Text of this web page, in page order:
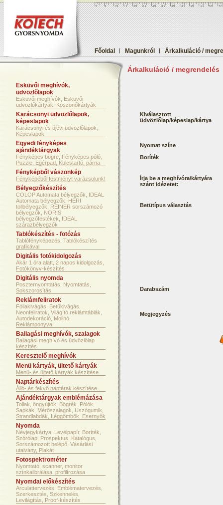
Főoldal | Magunkról | Árkalkuláció /
Árkalkuláció / megrendelés
Esküvői meghívók,
üdvözlőlapok
Esküvői meghívók, Esküvői
üdvözlőkártyák, Köszönőkártyák
Karácsonyi üdvözlőlapok,
képeslapok
Karácsonyi és újévi üdvözlőlapok,
Képeslapok
Egyedi fényképes
ajándéktárgyak
Fényképes bögre, Fényképes póló,
Puzzle, Egérpad, Kulcstartó, párna
Fényképből vászonkép
Fényképéből festményt varázsolunk!
Bélyegzőkészítés
COLOP Automata bélyegzők, IDEAL
Automata bélyegzők, HERI
tollbélyegzők, REINER sorszámozó
bélyegzők, NORIS
bélyegzőfestékek, IDEAL
szárazbélyegzők
Tablókészítés - fotózás
Tablófényképezés, Tablókészítés
grafikával
Digitális fotókidolgozás
Akár 1 óra alatt, 2 napos kidolgozás,
Fotókönyv-készítés
Digitális nyomda
Poszternyomtatás, Nyomtatás,
Sokszorosítás
Reklámfeliratok
Fóliakivágás, Betűkivágás,
Neonfeliratok, Világító reklámtáblák,
Autodekoráció, Molinó,
Reklámponyva
Ballagási meghívók, szalagok
Ballagási meghívó és üdvözlőlap
készítés
Keresztelő meghívók
Menü kártyák, ültető kártyák
Menü- és ültető kártyák készítése
Naptárkészítés
Álló- és fekvő naptárak készítése
Ajándéktárgyak emblémázása
Tollak, öngyújtók, Bögrék ,Pólók,
Sapkák, Mérőszalagok, Uszógumik,
Strandlabdák, Léggömbök, Esernyők
Nyomda
Névjegykártya, Levélpapír, Boríték,
Szórólap, Prospektus, Katalógus,
Sorszámozott belépő, Vásárlási
utalvány, Plakát
Fotospektrométer
Nyomtató, scanner, monitor
színkalibrálása, profilírozása
Nyomdai előkészítés
Arculattervezés, Emblématervezés,
Szerkesztés, Szkennelés,
Levilágítás, Proof-készítés
Kiválasztott
üdvözlőlap/képeslap/kártya
Nyomat színe
Boríték
Írja be a meghívóra/kártyára
szánt idézetet:
Betütípus választás
Darabszám
Megjegyzés